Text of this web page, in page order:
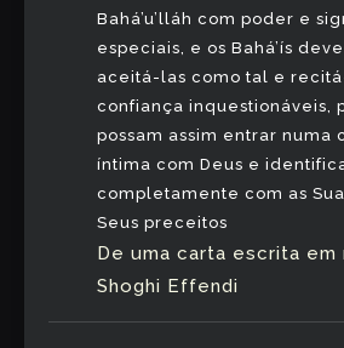
Bahá’u’lláh com poder e
especiais, e os Bahá’ís
aceitá-las como tal e
confiança inquestionáveis,
possam assim entrar numa
íntima com Deus e
completamente com as
Seus preceitos
De uma carta escrita em
Shoghi Effendi